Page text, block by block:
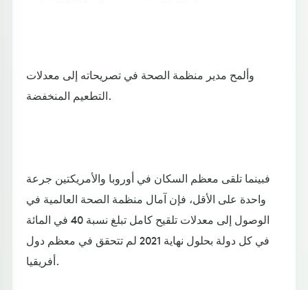
وألمح مدير منظمة الصحة في تصريحاته إلى معدلات
التطعيم المنخفضة.
فبينما تلقى معظم السكان في أوروبا والأمريكتين جرعة
واحدة على الأقل، فإن آمال منظمة الصحة العالمية في
الوصول إلى معدلات تلقيح كامل تبلغ نسبة 40 في المائة
في كل دولة بحلول نهاية 2021 لم تتحقق في معظم دول
أفريقيا.